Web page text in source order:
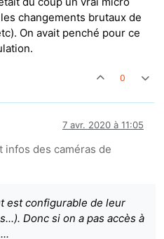
changements brutaux de
On avait penché pour ce
0
7 avr. 2020 à 11:05
infos des caméras de
est configurable de leur
Donc si on a pas accès à